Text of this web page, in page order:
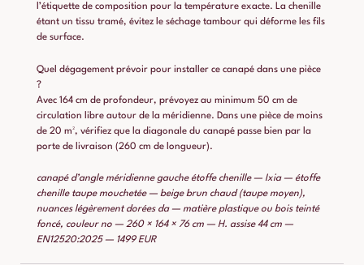
l’étiquette de composition pour la température exacte. La chenille
étant un tissu tramé, évitez le séchage tambour qui déforme les fils
de surface.
Quel dégagement prévoir pour installer ce canapé dans une pièce
?
Avec 164 cm de profondeur, prévoyez au minimum 50 cm de
circulation libre autour de la méridienne. Dans une pièce de moins
de 20 m², vérifiez que la diagonale du canapé passe bien par la
porte de livraison (260 cm de longueur).
canapé d’angle méridienne gauche étoffe chenille — Ixia — étoffe
chenille taupe mouchetée — beige brun chaud (taupe moyen),
nuances légèrement dorées da — matière plastique ou bois teinté
foncé, couleur no — 260 × 164 × 76 cm — H. assise 44 cm —
EN12520:2025 — 1499 EUR